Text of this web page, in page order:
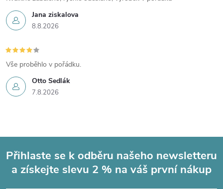
r
k
y
v
p
i
s
Jana ziskalova
8.8.2026
Otto Sedlák
7.8.2026
Vše proběhlo v pořádku.
Přihlaste se k odběru našeho newsletteru
a získejte slevu 2 % na váš první nákup